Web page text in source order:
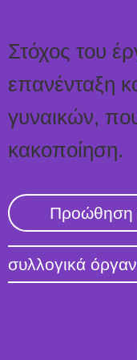
Στόχος του
επανένταξη
γυναικών,
κακοποίηση.
Προώθηση
συλλογικά